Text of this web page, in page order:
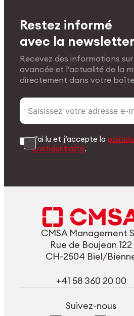
Restez informé
avec la
Recevez des informations
avancée et l’actualité de la
directement dans votre
J’ai lu et j’accepte la
confidentialité.
CMSA Management
Rue de Boujean 122
CH-2504 Biel/
+41 58 360 20 00
Suivez-nous